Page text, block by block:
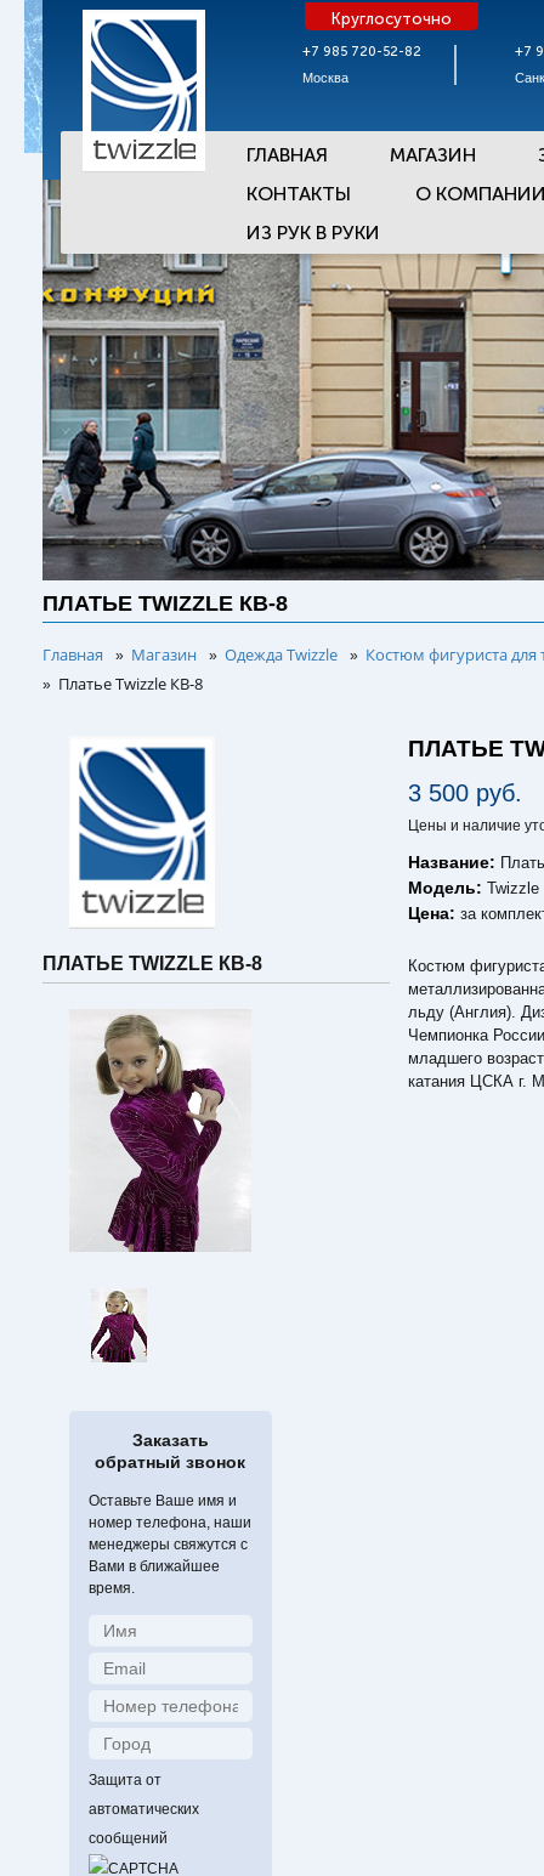
+7 985 720-52-82
Москва
Круглосуточно
+7
ГЛАВНАЯ МАГАЗИН
КОНТАКТЫ
О
ИЗ РУК В РУКИ
ПЛАТЬЕ TWIZZLE КВ-8
Главная » Магазин » Одежда Twizzle » Костюм фигуриста для
» Платье Twizzle КВ-8
ПЛАТЬЕ TWIZZLE КВ-8
Заказать
обратный звонок
Оставьте Ваше имя и
номер телефона, наши
менеджеры свяжутся с
Вами в ближайшее
время.
Защита от
автоматических
сообщений
ПЛАТЬЕ
3 500 руб.
Цены и наличие
Название:
Модель:
Цена:за
Костюм
льду (Англия).
Чемпионка
младшего
катания ЦСКА г.